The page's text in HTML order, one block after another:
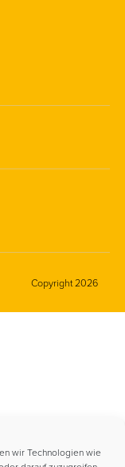
wir Technologien wie
Copyright 2026